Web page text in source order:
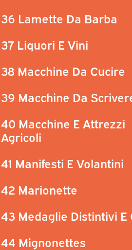
36 Lamette Da Barba
37 Liquori E Vini
38 Macchine Da Cucire
39 Macchine Da
40 Macchine E Attrezzi
Agricoli
41 Manifesti E Volantini
42 Marionette
43 Medaglie Distintivi E
44 Mignonettes